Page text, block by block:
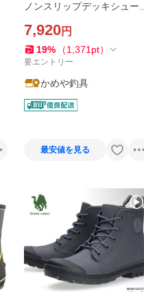
ノンスリップデッキシューズ
7,920円
19% （1,371 pt）
要エントリー
かめや釣具
最安値を見る